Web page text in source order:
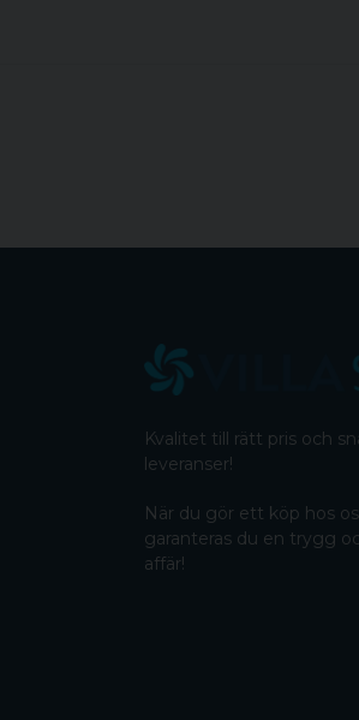
Kvalitet till rätt pris och
leveranser!
När du gör ett köp hos
garanteras du en trygg
affär!